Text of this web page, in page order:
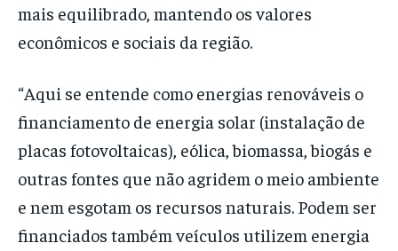
mais equilibrado, mantendo os valores
econômicos e sociais da região.
“Aqui se entende como energias renováveis o
financiamento de energia solar (instalação de
placas fotovoltaicas), eólica, biomassa, biogás e
outras fontes que não agridem o meio ambiente
e nem esgotam os recursos naturais. Podem ser
financiados também veículos utilizem energia